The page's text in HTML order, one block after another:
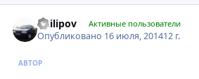
Philipov Активные пользователи
Опубликовано 16 июля, 201412 г.
АВТОР